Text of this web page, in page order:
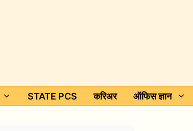
STATE PCS करिअर ऑफिस ज्ञान